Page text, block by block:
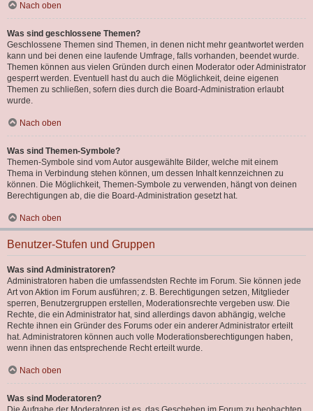
Nach oben
Was sind geschlossene Themen?
Geschlossene Themen sind Themen, in denen nicht mehr geantwortet werden
kann und bei denen eine laufende Umfrage, falls vorhanden, beendet wurde.
Themen können aus vielen Gründen durch einen Moderator oder Administrator
gesperrt werden. Eventuell hast du auch die Möglichkeit, deine eigenen
Themen zu schließen, sofern dies durch die Board-Administration erlaubt
wurde.
Nach oben
Was sind Themen-Symbole?
Themen-Symbole sind vom Autor ausgewählte Bilder, welche mit einem
Thema in Verbindung stehen können, um dessen Inhalt kennzeichnen zu
können. Die Möglichkeit, Themen-Symbole zu verwenden, hängt von deinen
Berechtigungen ab, die die Board-Administration gesetzt hat.
Nach oben
Benutzer-Stufen und Gruppen
Was sind Administratoren?
Administratoren haben die umfassendsten Rechte im Forum. Sie können jede
Art von Aktion im Forum ausführen; z. B. Berechtigungen setzen, Mitglieder
sperren, Benutzergruppen erstellen, Moderationsrechte vergeben usw. Die
Rechte, die ein Administrator hat, sind allerdings davon abhängig, welche
Rechte ihnen ein Gründer des Forums oder ein anderer Administrator erteilt
hat. Administratoren können auch volle Moderationsberechtigungen haben,
wenn ihnen das entsprechende Recht erteilt wurde.
Nach oben
Was sind Moderatoren?